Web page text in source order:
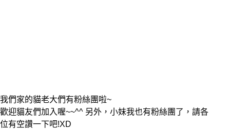
我們家的貓老大們有粉絲團啦~
歡迎貓友們加入喔~~^^ 另外，小妹我也有粉絲團了，請各
位有空讚一下吧!XD